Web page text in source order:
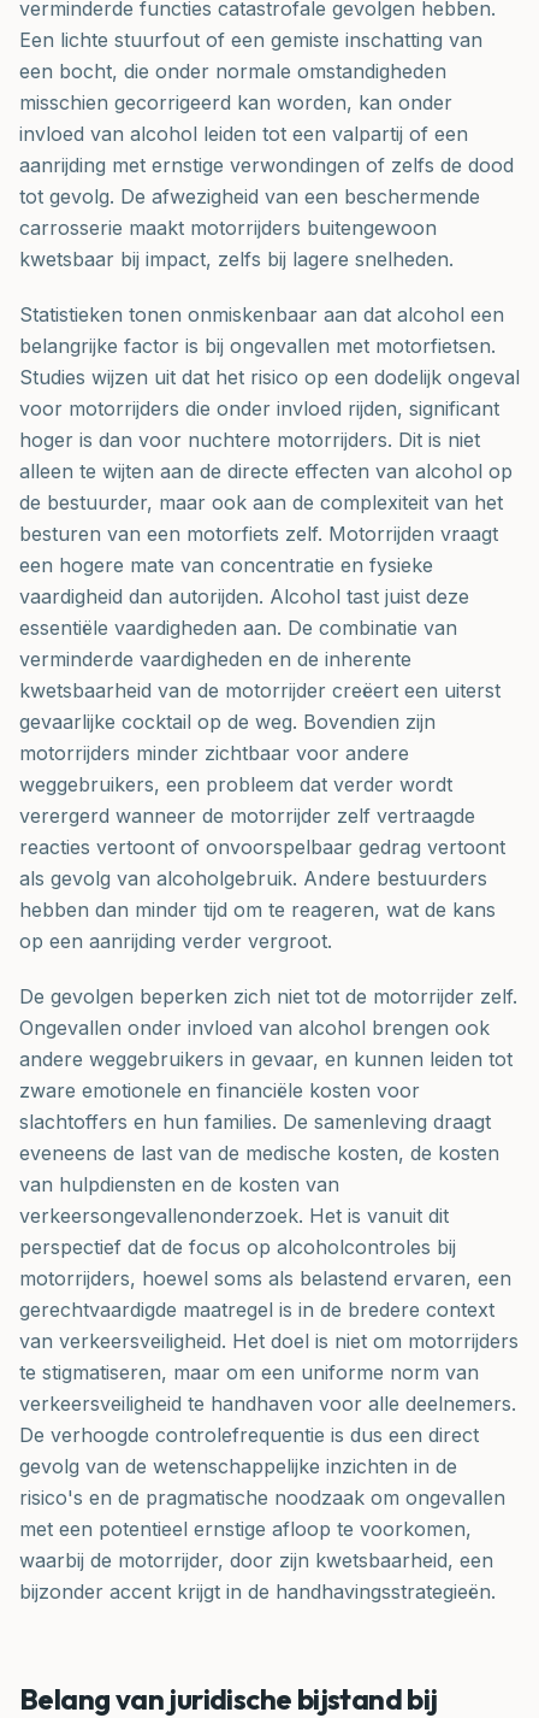
verminderde functies catastrofale gevolgen hebben.
Een lichte stuurfout of een gemiste inschatting van
een bocht, die onder normale omstandigheden
misschien gecorrigeerd kan worden, kan onder
invloed van alcohol leiden tot een valpartij of een
aanrijding met ernstige verwondingen of zelfs de dood
tot gevolg. De afwezigheid van een beschermende
carrosserie maakt motorrijders buitengewoon
kwetsbaar bij impact, zelfs bij lagere snelheden.
Statistieken tonen onmiskenbaar aan dat alcohol een
belangrijke factor is bij ongevallen met motorfietsen.
Studies wijzen uit dat het risico op een dodelijk ongeval
voor motorrijders die onder invloed rijden, significant
hoger is dan voor nuchtere motorrijders. Dit is niet
alleen te wijten aan de directe effecten van alcohol op
de bestuurder, maar ook aan de complexiteit van het
besturen van een motorfiets zelf. Motorrijden vraagt
een hogere mate van concentratie en fysieke
vaardigheid dan autorijden. Alcohol tast juist deze
essentiële vaardigheden aan. De combinatie van
verminderde vaardigheden en de inherente
kwetsbaarheid van de motorrijder creëert een uiterst
gevaarlijke cocktail op de weg. Bovendien zijn
motorrijders minder zichtbaar voor andere
weggebruikers, een probleem dat verder wordt
verergerd wanneer de motorrijder zelf vertraagde
reacties vertoont of onvoorspelbaar gedrag vertoont
als gevolg van alcoholgebruik. Andere bestuurders
hebben dan minder tijd om te reageren, wat de kans
op een aanrijding verder vergroot.
De gevolgen beperken zich niet tot de motorrijder zelf.
Ongevallen onder invloed van alcohol brengen ook
andere weggebruikers in gevaar, en kunnen leiden tot
zware emotionele en financiële kosten voor
slachtoffers en hun families. De samenleving draagt
eveneens de last van de medische kosten, de kosten
van hulpdiensten en de kosten van
verkeersongevallenonderzoek. Het is vanuit dit
perspectief dat de focus op alcoholcontroles bij
motorrijders, hoewel soms als belastend ervaren, een
gerechtvaardigde maatregel is in de bredere context
van verkeersveiligheid. Het doel is niet om motorrijders
te stigmatiseren, maar om een uniforme norm van
verkeersveiligheid te handhaven voor alle deelnemers.
De verhoogde controlefrequentie is dus een direct
gevolg van de wetenschappelijke inzichten in de
risico's en de pragmatische noodzaak om ongevallen
met een potentieel ernstige afloop te voorkomen,
waarbij de motorrijder, door zijn kwetsbaarheid, een
bijzonder accent krijgt in de handhavingsstrategieën.
Belang van juridische bijstand bij